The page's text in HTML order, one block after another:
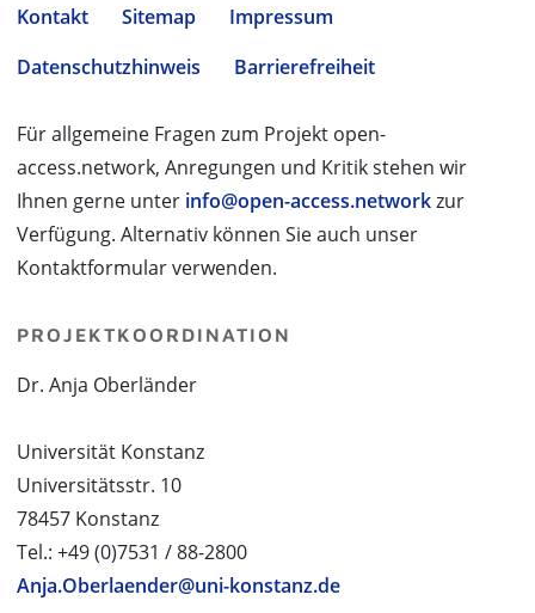
Kontakt Sitemap
Impressum
Datenschutzhinweis
Barrierefreiheit
Für allgemeine Fragen zum Projekt open-
access.network, Anregungen und Kritik stehen wir
Ihnen gerne unter info@open-access.networkzur
Verfügung. Alternativ können Sie auch unser
Kontaktformular verwenden.
PROJEKTKOORDINATION
Dr. Anja Oberländer
Universität Konstanz
Universitätsstr. 10
78457 Konstanz
Tel.: +49 (0)7531 / 88-2800
Anja.Oberlaender@uni-konstanz.de